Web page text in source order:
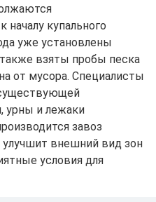
началу купального
уже установлены
взяты пробы песка
от мусора. Специалисты
урны и лежаки
завоз
улучшит внешний вид зон
условия для